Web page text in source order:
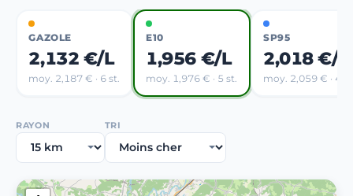
GAZOLE
2,132 €/L
moy. 2,187 € · 6 st.
E10
1,956 €/L
moy. 1,976 € · 5 st.
SP95
2,018 €/L
moy. 2,059 € · 4
RAYON TRI